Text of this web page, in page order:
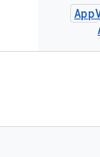
App